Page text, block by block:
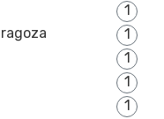
1
1
1
1
1